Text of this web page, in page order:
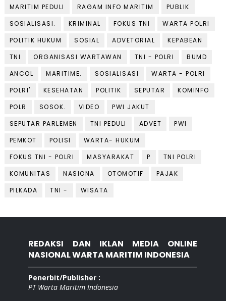
MARITIM PEDULI
RAGAM INFO MARITIM
PUBLIK
SOSIALISASI.
KRIMINAL FOKUS TNI
WARTA POLRI
POLITIK HUKUM
SOSIAL ADVETORIAL
KEPABEAN
TNI
ORGANISASI WARTAWAN TNI - POLRI
BUMD
ANCOL
MARITIME. SOSIALISASI
WARTA - POLRI
POLRI'
KESEHATAN POLITIK SEPUTAR
KOMINFO
POLR
SOSOK. VIDEO
PWI JAKUT
SEPUTAR PARLEMEN
TNI PEDULI ADVET
PWI
PEMKOT
POLISI
WARTA- HUKUM
FOKUS TNI - POLRI
MASYARAKAT P
TNI POLRI
KOMUNITAS
NASIONA OTOMOTIF
PAJAK
PILKADA
TNI - WISATA
REDAKSI DAN IKLAN MEDIA ONLINE
NASIONAL WARTA MARITIM INDONESIA
Penerbit/Publisher :
PT Warta Maritim Indonesia